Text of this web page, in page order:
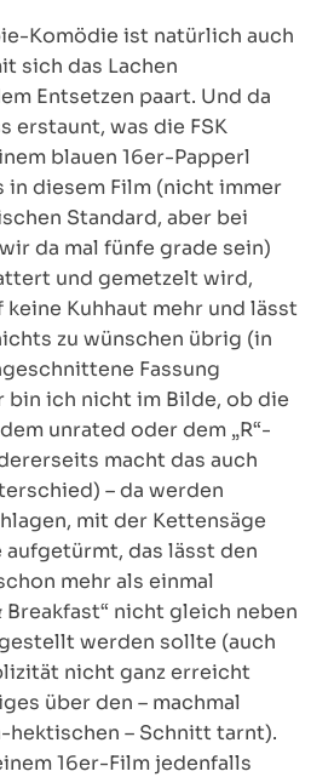
Komödie ist natürlich auch
sich das Lachen
Entsetzen paart. Und da
erstaunt, was die FSK
blauen 16er-Papperl
in diesem Film (nicht immer
Standard, aber bei
da mal fünfe grade sein)
und gemetzelt wird,
Kuhhaut mehr und lässt
zu wünschen übrig (in
Fassung
bin ich nicht im Bilde, ob die
unrated oder dem „R“-
macht das auch
– da werden
mit der Kettensäge
das lässt den
mehr als einmal
Breakfast“ nicht gleich neben
gestellt werden sollte (auch
nicht ganz erreicht
über den – machmal
– Schnitt tarnt).
16er-Film jedenfalls